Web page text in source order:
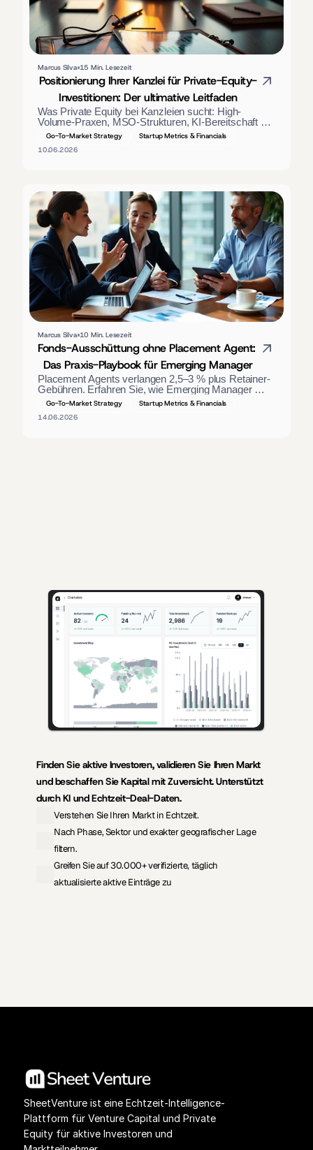
Marcus Silva 15 Min. Lesezeit
Positionierung Ihrer Kanzlei für Private-Equity-
Investitionen: Der ultimative Leitfaden
Was Private Equity bei Kanzleien sucht: High-
Volume-Praxen, MSO-Strukturen, KI-Bereitschaft
und GAAP-Finanzdaten. Ein Positionierungsleitfaden
für Kanzleiinhaber.
Go-To-Market Strategy
Startup Metrics & Financials
10.06.2026
Marcus Silva 10 Min. Lesezeit
Fonds-Ausschüttung ohne Placement Agent:
Das Praxis-Playbook für Emerging Manager
Placement Agents verlangen 2,5–3 % plus Retainer-
Gebühren. Erfahren Sie, wie Emerging Manager
einen Fonds ohne Vermittler auflegen – durch die
richtigen Materialien, direkte LP-Ansprache und einen
strukturierten Closing-Prozess.
Go-To-Market Strategy
Startup Metrics & Financials
14.06.2026
KI-gestützte Erkenntnisse für Gründer, die Kapital einwerben, und
Investoren, die hochwertige Deals suchen.
Finden Sie aktive Investoren, validieren Sie Ihren Markt
und beschaffen Sie Kapital mit Zuversicht. Unterstützt
durch KI und Echtzeit-Deal-Daten.
Verstehen Sie Ihren Markt in Echtzeit.
Nach Phase, Sektor und exakter geografischer Lage
filtern.
Greifen Sie auf 30.000+ verifizierte, täglich
aktualisierte aktive Einträge zu
SheetVenture ist eine Echtzeit-Intelligence-
Plattform für Venture Capital und Private
Equity für aktive Investoren und